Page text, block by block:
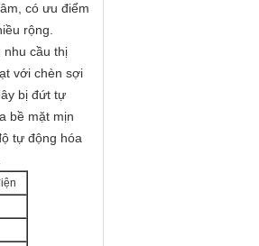
có ưu điểm
rộng.
nhu cầu thị
với chèn sợi
bị đứt tự
bề mặt mịn
tự động hóa